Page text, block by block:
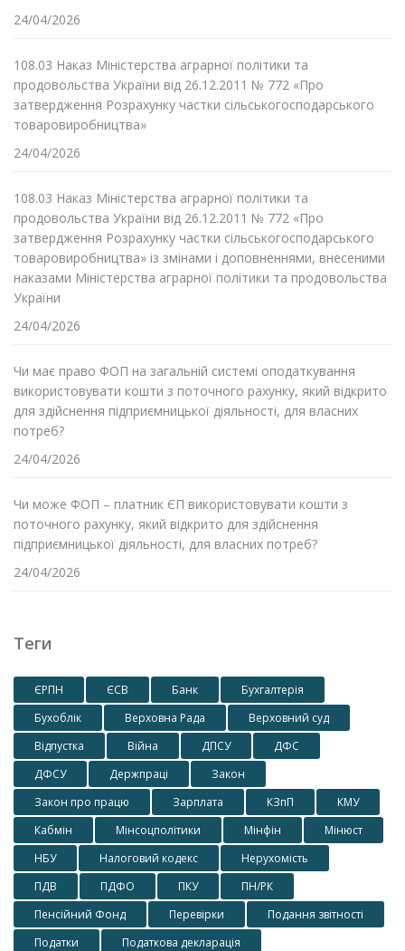
24/04/2026
108.03 Наказ Міністерства аграрної політики та
продовольства України від 26.12.2011 № 772 «Про
затвердження Розрахунку частки сільськогосподарського
товаровиробництва»
24/04/2026
108.03 Наказ Міністерства аграрної політики та
продовольства України від 26.12.2011 № 772 «Про
затвердження Розрахунку частки сільськогосподарського
товаровиробництва» із змінами і доповненнями, внесеними
наказами Міністерства аграрної політики та продовольства
України
24/04/2026
Чи має право ФОП на загальній системі оподаткування
використовувати кошти з поточного рахунку, який відкрито
для здійснення підприємницької діяльності, для власних
потреб?
24/04/2026
Чи може ФОП – платник ЄП використовувати кошти з
поточного рахунку, який відкрито для здійснення
підприємницької діяльності, для власних потреб?
24/04/2026
Теги
ЄРПН ЄСВ Банк
Бухгалтерія
Бухоблік
Верховна Рада
Верховний суд
Відпустка
Війна ДПСУ
ДФС
ДФСУ
Держпраці
Закон
Закон про працю
Зарплата КЗпП
КМУ
Кабмін
Мінсоцполітики Мінфін
Мінюст
НБУ
Налоговий кодекс
Нерухомість
ПДВ
ПДФО ПКУ
ПН/РК
Пенсійний Фонд
Перевірки
Подання звітності
Податки
Податкова декларація